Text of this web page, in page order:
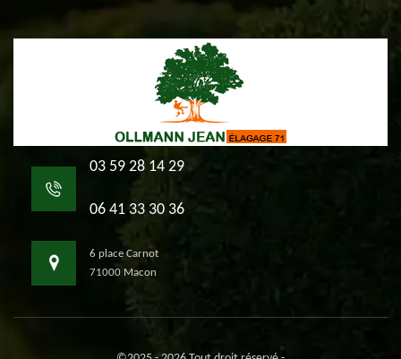
03 59 28 14 29
06 41 33 30 36
6 place Carnot
71000 Macon